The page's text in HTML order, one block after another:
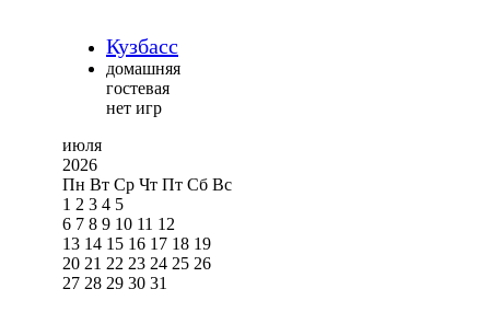
Кузбасс
домашняя
гостевая
нет игр
июля
2026
Пн Вт Ср Чт Пт Сб Вс
1 2 3 4 5
6 7 8 9 10 11 12
13 14 15 16 17 18 19
20 21 22 23 24 25 26
27 28 29 30 31